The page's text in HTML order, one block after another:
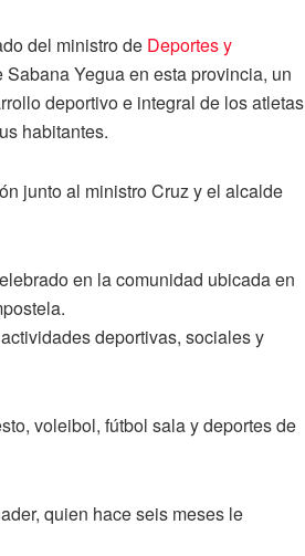
del ministro de Deportes y
Yegua en esta provincia, un
deportivo e integral de los atletas
habitantes.
junto al ministro Cruz y el alcalde
en la comunidad ubicada en
deportivas, sociales y
voleibol, fútbol sala y deportes de
quien hace seis meses le